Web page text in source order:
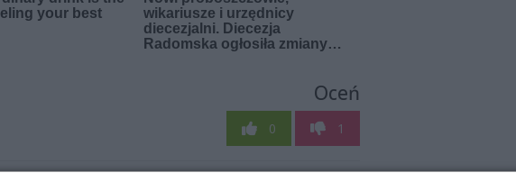
Oceń
0 1